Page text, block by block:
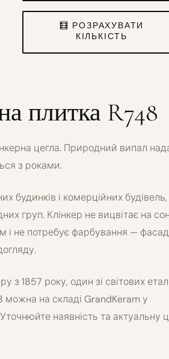
🧮 РОЗРАХУВАТИ
КІЛЬКІСТЬ
плитка R748
цегла. Природний випал
з роками.
будинків і комерційних будівель,
груп. Клінкер не вицвітає на
не потребує фарбування — фасад
1857 року, один зі світових
можна на складі GrandKeram у
наявність та актуальну